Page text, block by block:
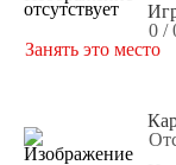
0 /
Занять это место